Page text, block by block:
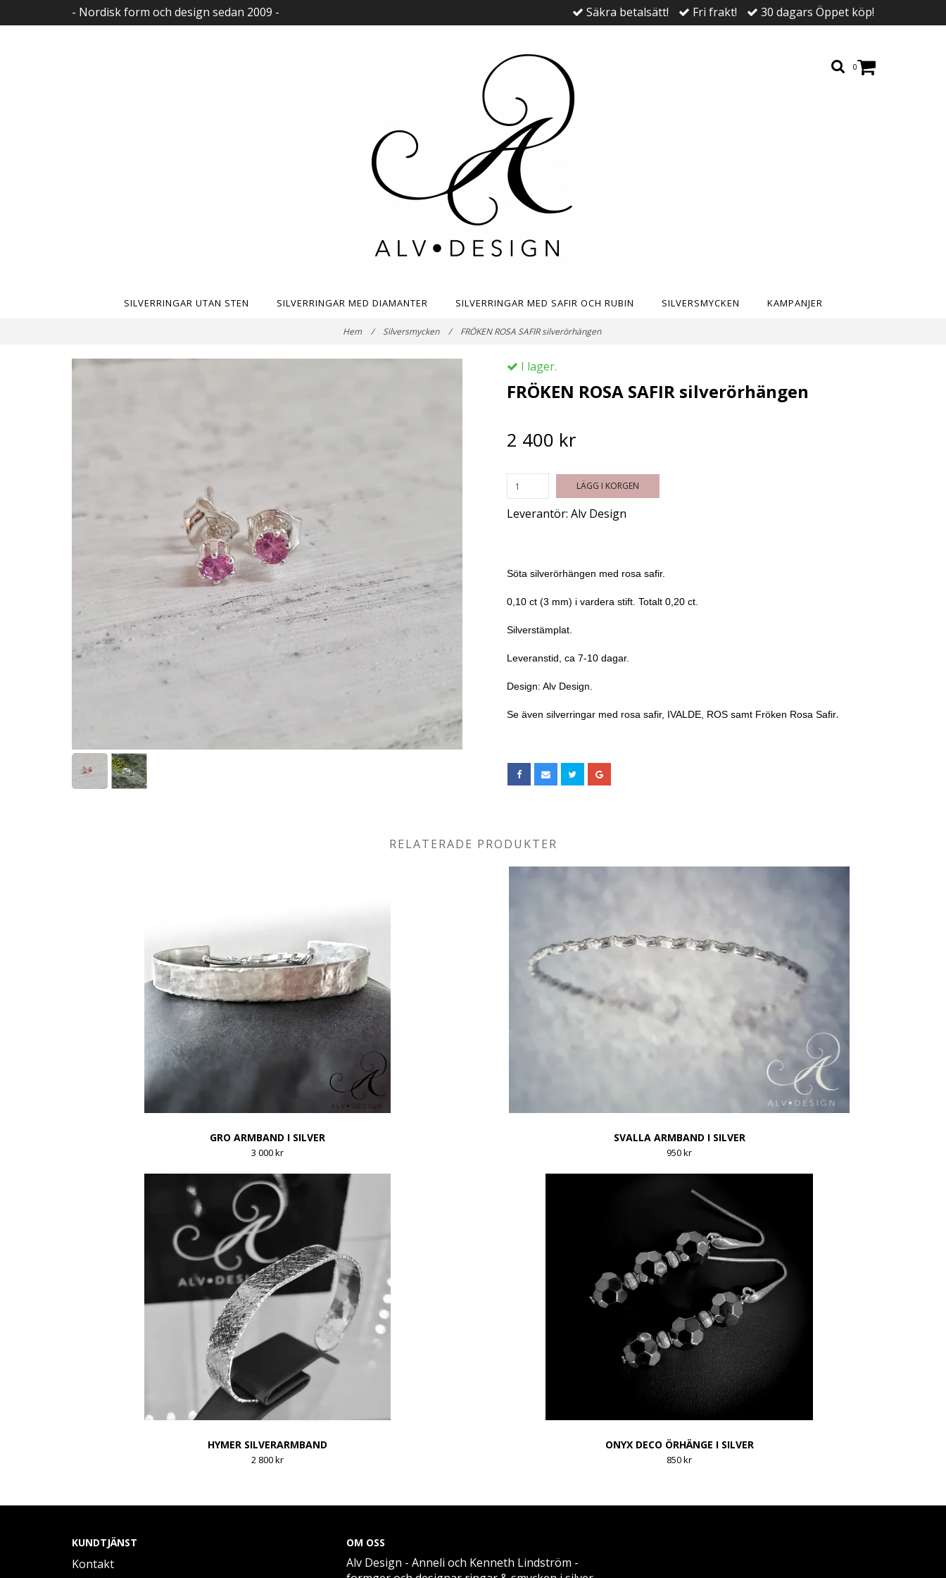
- Nordisk form och design sedan 2009 - Säkra betalsätt! Fri frakt! 30 dagars Öppet köp!
0
SILVERRINGAR UTAN STEN SILVERRINGAR MED DIAMANTER SILVERRINGAR MED SAFIR OCH RUBIN SILVERSMYCKEN KAMPANJER
Hem / Silversmycken / FRÖKEN ROSA SAFIR silverörhängen
I lager.
FRÖKEN ROSA SAFIR silverörhängen
2 400 kr
LÄGG I KORGEN
Leverantör: Alv Design
Söta silverörhängen med rosa safir.
0,10 ct (3 mm) i vardera stift. Totalt 0,20 ct.
Silverstämplat.
Leveranstid, ca 7-10 dagar.
Design: Alv Design.
Se även silverringar med rosa safir, IVALDE, ROS samt Fröken Rosa Safir.
RELATERADE PRODUKTER
GRO ARMBAND I SILVER
3 000 kr
SVALLA ARMBAND I SILVER
950 kr
HYMER SILVERARMBAND
2 800 kr
ONYX DECO ÖRHÄNGE I SILVER
850 kr
KUNDTJÄNST
Kontakt
OM OSS
Alv Design - Anneli och Kenneth Lindström -